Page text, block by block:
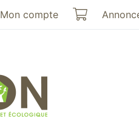
Mon compte Mon panier